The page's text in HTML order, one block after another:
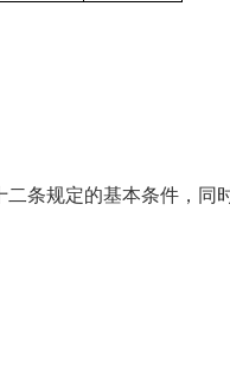
条规定的基本条件，同